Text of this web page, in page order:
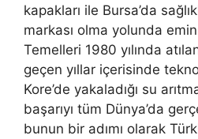
kapakları ile Bursa’da
markası olma yolunda
Temelleri 1980 yılında
geçen yıllar içerisinde
Kore’de yakaladığı su
başarıyı tüm Dünya’da
bunun bir adımı olarak